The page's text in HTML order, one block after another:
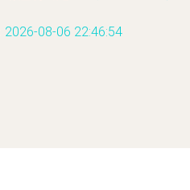
2026-08-06 22:46:54